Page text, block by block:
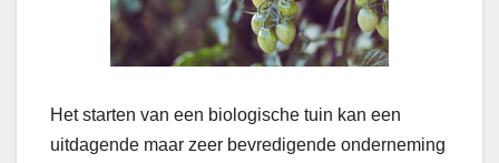
Het starten van een biologische tuin kan een
uitdagende maar zeer bevredigende onderneming